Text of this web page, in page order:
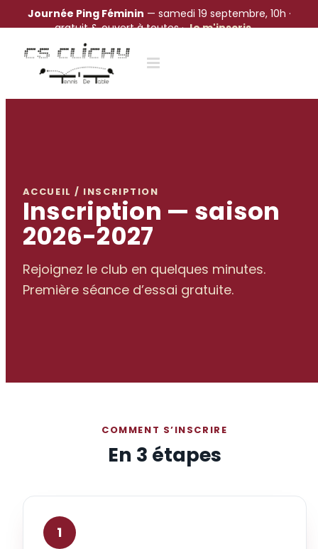
ACCUEIL / INSCRIPTION
Inscription — saison
2026-2027
Rejoignez le club en quelques minutes.
Première séance d’essai gratuite.
COMMENT S’INSCRIRE
En 3 étapes
1
Journée Ping Féminin — samedi 19 septembre, 10h ·
gratuit & ouvert à toutes ·Je m'inscris →